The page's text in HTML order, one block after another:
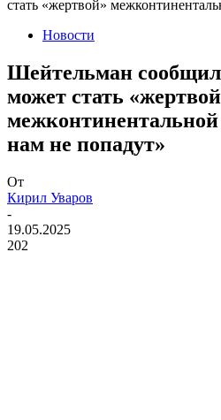
стать «жертвой»
Новости
Шейтельман
может стать
нам не попадут»
От
Кирил Уваров
-
19.05.2025
202